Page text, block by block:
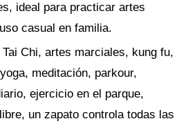
ideal para practicar artes
casual en familia.
Chi, artes marciales, kung fu,
meditación, parkour,
ejercicio en el parque,
un zapato controla todas las